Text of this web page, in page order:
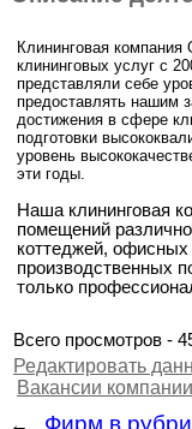
Клининговая
клининговых услуг с
представляли себе
предоставлять нашим
достижения в сфере
подготовки
уровень
эти годы.
Наша клининговая
помещений
коттеджей,
производственных
только
Всего просмотров -
Редактировать
Вакансии компании